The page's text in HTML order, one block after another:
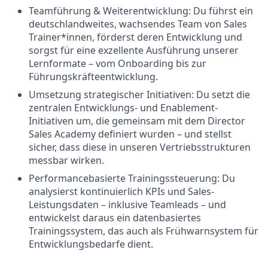
Teamführung & Weiterentwicklung: Du führst ein
deutschlandweites, wachsendes Team von Sales
Trainer*innen, förderst deren Entwicklung und
sorgst für eine exzellente Ausführung unserer
Lernformate – vom Onboarding bis zur
Führungskräfteentwicklung.
Umsetzung strategischer Initiativen: Du setzt die
zentralen Entwicklungs- und Enablement-
Initiativen um, die gemeinsam mit dem Director
Sales Academy definiert wurden – und stellst
sicher, dass diese in unseren Vertriebsstrukturen
messbar wirken.
Performancebasierte Trainingssteuerung: Du
analysierst kontinuierlich KPIs und Sales-
Leistungsdaten – inklusive Teamleads – und
entwickelst daraus ein datenbasiertes
Trainingssystem, das auch als Frühwarnsystem für
Entwicklungsbedarfe dient.